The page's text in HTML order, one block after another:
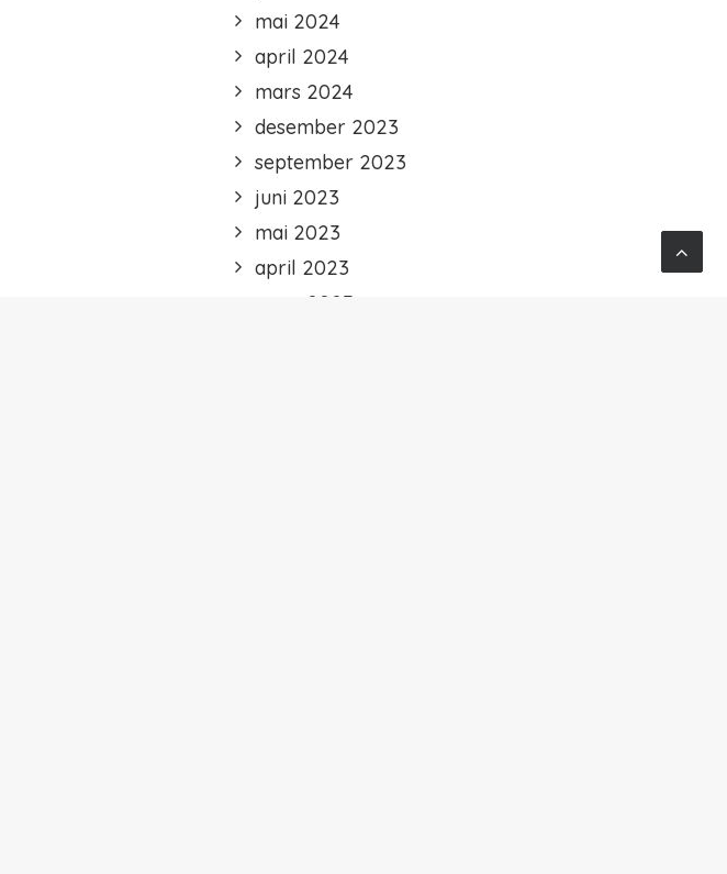
mai 2024
april 2024
mars 2024
desember 2023
september 2023
juni 2023
mai 2023
april 2023
mars 2023